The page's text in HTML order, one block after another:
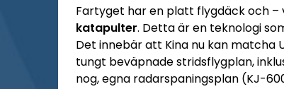
Fartyget har en platt flygdäck och –
katapulter. Detta är en teknologi
Det innebär att Kina nu kan matcha
tungt beväpnade stridsflygplan,
nog, egna radarspaningsplan (KJ-